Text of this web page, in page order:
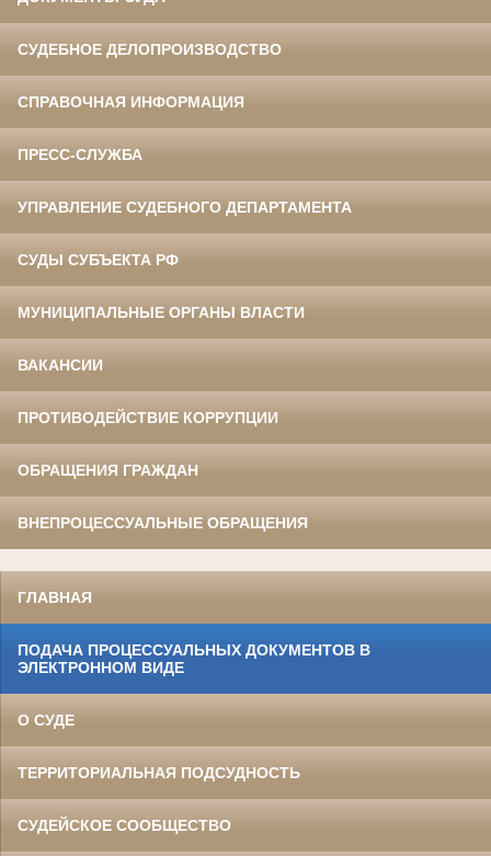
СУДЕБНОЕ ДЕЛОПРОИЗВОДСТВО
СПРАВОЧНАЯ ИНФОРМАЦИЯ
ПРЕСС-СЛУЖБА
УПРАВЛЕНИЕ СУДЕБНОГО ДЕПАРТАМЕНТА
СУДЫ СУБЪЕКТА РФ
МУНИЦИПАЛЬНЫЕ ОРГАНЫ ВЛАСТИ
ВАКАНСИИ
ПРОТИВОДЕЙСТВИЕ КОРРУПЦИИ
ОБРАЩЕНИЯ ГРАЖДАН
ВНЕПРОЦЕССУАЛЬНЫЕ ОБРАЩЕНИЯ
ГЛАВНАЯ
ПОДАЧА ПРОЦЕССУАЛЬНЫХ ДОКУМЕНТОВ В
ЭЛЕКТРОННОМ ВИДЕ
О СУДЕ
ТЕРРИТОРИАЛЬНАЯ ПОДСУДНОСТЬ
СУДЕЙСКОЕ СООБЩЕСТВО